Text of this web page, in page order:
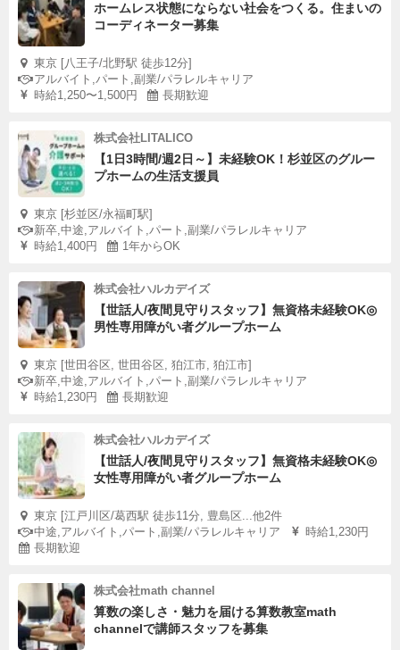
ホームレス状態にならない社会をつくる。住まいの
コーディネーター募集
東京 [八王子/北野駅 徒歩12分]
アルバイト,パート,副業/パラレルキャリア
時給1,250〜1,500円
長期歓迎
株式会社LITALICO
【1日3時間/週2日～】未経験OK！杉並区のグルー
プホームの生活支援員
東京 [杉並区/永福町駅]
新卒,中途,アルバイト,パート,副業/パラレルキャリア
時給1,400円
1年からOK
株式会社ハルカデイズ
【世話人/夜間見守りスタッフ】無資格未経験OK◎
男性専用障がい者グループホーム
東京 [世田谷区, 世田谷区, 狛江市, 狛江市]
新卒,中途,アルバイト,パート,副業/パラレルキャリア
時給1,230円
長期歓迎
株式会社ハルカデイズ
【世話人/夜間見守りスタッフ】無資格未経験OK◎
女性専用障がい者グループホーム
東京 [江戸川区/葛西駅 徒歩11分, 豊島区...他2件
中途,アルバイト,パート,副業/パラレルキャリア
時給1,230円
長期歓迎
株式会社math channel
算数の楽しさ・魅力を届ける算数教室math
channelで講師スタッフを募集